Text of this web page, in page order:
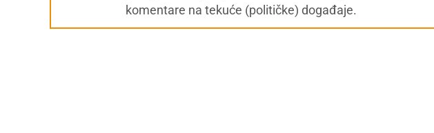
komentare na tekuće (političke) događaje.